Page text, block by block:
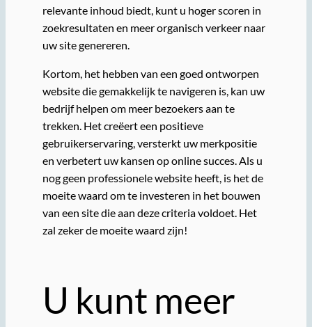
relevante inhoud biedt, kunt u hoger scoren in
zoekresultaten en meer organisch verkeer naar
uw site genereren.
Kortom, het hebben van een goed ontworpen
website die gemakkelijk te navigeren is, kan uw
bedrijf helpen om meer bezoekers aan te
trekken. Het creëert een positieve
gebruikerservaring, versterkt uw merkpositie
en verbetert uw kansen op online succes. Als u
nog geen professionele website heeft, is het de
moeite waard om te investeren in het bouwen
van een site die aan deze criteria voldoet. Het
zal zeker de moeite waard zijn!
U kunt meer